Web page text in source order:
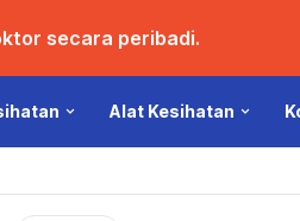
secara peribadi.
Alat Kesihatan